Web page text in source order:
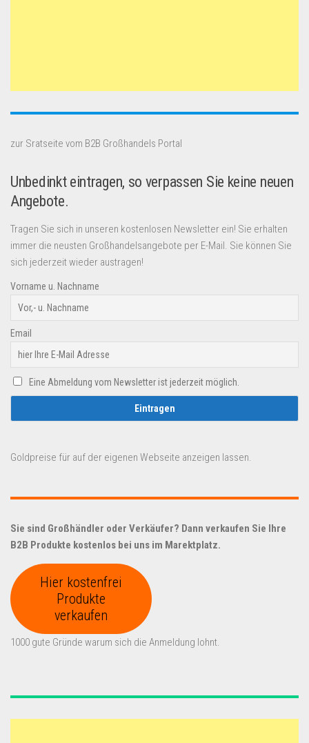
zur Sratseite vom B2B Großhandels Portal
Unbedinkt eintragen, so verpassen Sie keine neuen
Angebote.
Tragen Sie sich in unseren kostenlosen Newsletter ein! Sie erhalten
immer die neusten Großhandelsangebote per E-Mail. Sie können Sie
sich jederzeit wieder austragen!
Vorname u. Nachname
Email
Eine Abmeldung vom Newsletter ist jederzeit möglich.
Goldpreise für auf der eigenen Webseite anzeigen lassen.
Sie sind Großhändler oder Verkäufer? Dann verkaufen Sie Ihre
B2B Produkte kostenlos bei uns im Marektplatz.
Hier kostenfrei
Produkte
verkaufen
1000 gute Gründe warum sich die Anmeldung lohnt.